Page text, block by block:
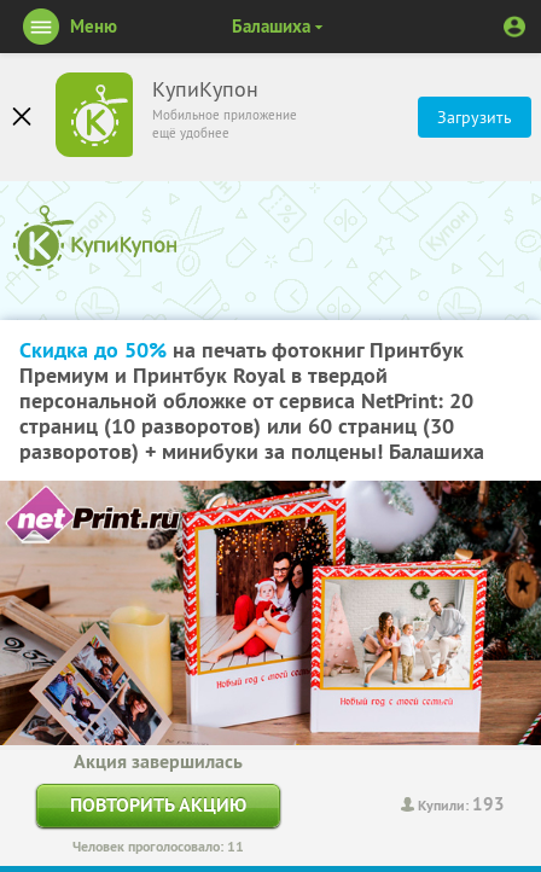
КупиКупон
Мобильное приложение
ещё удобнее
Загрузить
Меню Балашиха
Скидка до 50% на печать фотокниг Принтбук
Премиум и Принтбук Royal в твердой
персональной обложке от сервиса NetPrint: 20
страниц (10 разворотов) или 60 страниц (30
разворотов) + минибуки за полцены! Балашиха
Купили: 193
Акция завершилась
ПОВТОРИТЬ АКЦИЮ
Человек проголосовало: 11